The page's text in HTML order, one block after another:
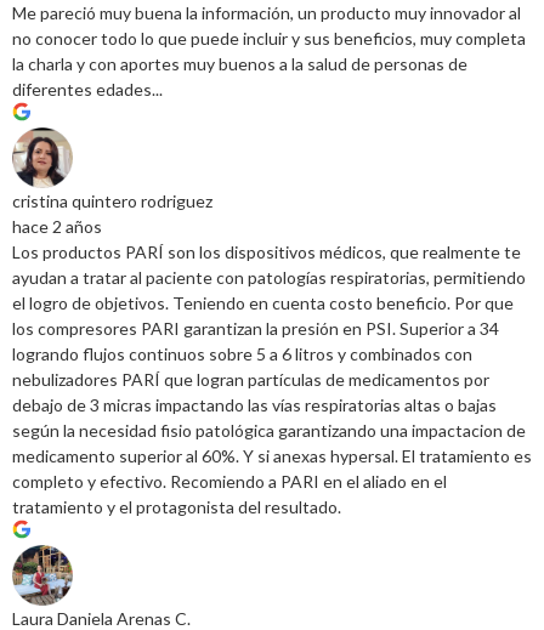
Me pareció muy buena la información, un producto muy innovador al
no conocer todo lo que puede incluir y sus beneficios, muy completa
la charla y con aportes muy buenos a la salud de personas de
diferentes edades...
cristina quintero rodriguez
hace 2 años
Los productos PARÍ son los dispositivos médicos, que realmente te
ayudan a tratar al paciente con patologías respiratorias, permitiendo
el logro de objetivos. Teniendo en cuenta costo beneficio. Por que
los compresores PARI garantizan la presión en PSI. Superior a 34
logrando flujos continuos sobre 5 a 6 litros y combinados con
nebulizadores PARÍ que logran partículas de medicamentos por
debajo de 3 micras impactando las vías respiratorias altas o bajas
según la necesidad fisio patológica garantizando una impactacion de
medicamento superior al 60%. Y si anexas hypersal. El tratamiento es
completo y efectivo. Recomiendo a PARI en el aliado en el
tratamiento y el protagonista del resultado.
Laura Daniela Arenas C.